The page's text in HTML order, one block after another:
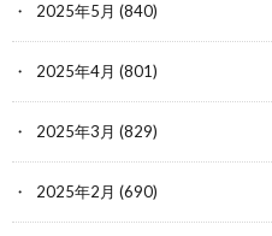
2025年5月 (840)
2025年4月 (801)
2025年3月 (829)
2025年2月 (690)